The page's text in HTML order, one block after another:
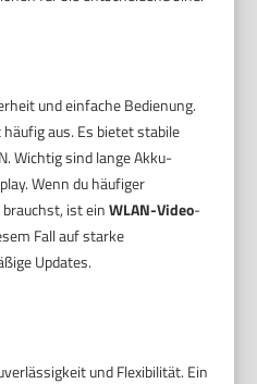
und einfache Bedienung.
aus. Es bietet stabile
Wichtig sind lange Akku-
Wenn du häufiger
brauchst, ist einWLAN-Video-
Fall auf starke
Updates.
und Flexibilität. Ein